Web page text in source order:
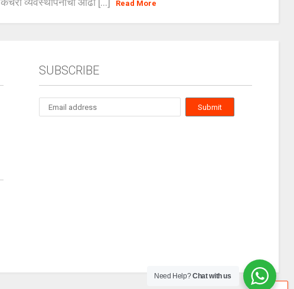
Read More
SUBSCRIBE
Need Help?Chat with us